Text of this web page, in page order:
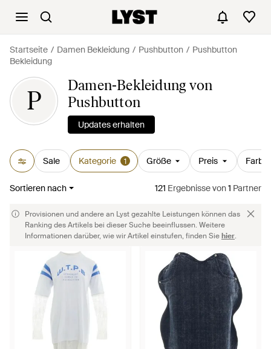
Startseite Damen Bekleidung Pushbutton
Pushbutton
Bekleidung
P
Damen-Bekleidung von
Pushbutton
Updates erhalten
Sale Kategorie 1 Größe Preis Farbe
Sortieren nach 121 Ergebnissevon1 Partner
Provisionen und andere an Lyst gezahlte Leistungen können das
Ranking des Artikels bei dieser Suche beeinflussen. Weitere
Informationen darüber, wie wir Artikel einstufen, finden Siehier.